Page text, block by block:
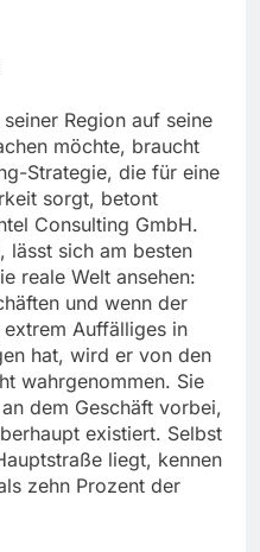
Region auf seine
möchte, braucht
Strategie, die für eine
sorgt, betont
Consulting GmbH.
lässt sich am besten
reale Welt ansehen:
und wenn der
Auffälliges in
hat, wird er von den
wahrgenommen. Sie
dem Geschäft vorbei,
existiert. Selbst
liegt, kennen
zehn Prozent der